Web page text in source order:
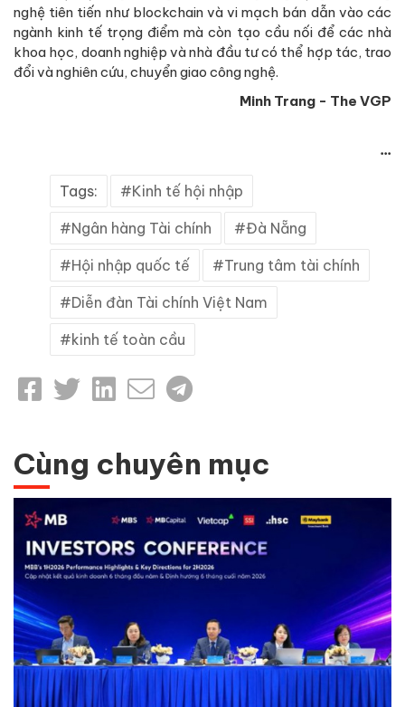
nghệ tiên tiến như blockchain và vi mạch bán dẫn vào các
ngành kinh tế trọng điểm mà còn tạo cầu nối để các nhà
khoa học, doanh nghiệp và nhà đầu tư có thể hợp tác, trao
đổi và nghiên cứu, chuyển giao công nghệ.
Minh Trang - The VGP
...
Tags: Kinh tế hội nhập
Ngân hàng Tài chính Đà Nẵng
Hội nhập quốc tế Trung tâm tài chính
Diễn đàn Tài chính Việt Nam
kinh tế toàn cầu
Cùng chuyên mục